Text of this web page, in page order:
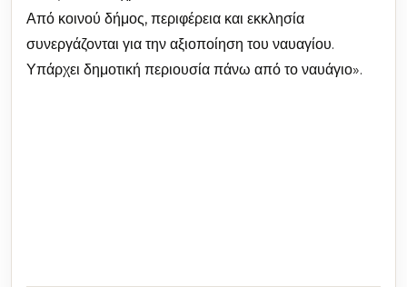
Από κοινού δήμος, περιφέρεια και εκκλησία
συνεργάζονται για την αξιοποίηση του ναυαγίου.
Υπάρχει δημοτική περιουσία πάνω από το ναυάγιο».